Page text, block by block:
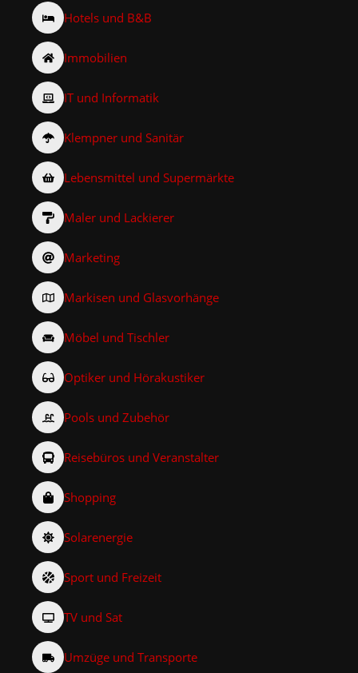
Hotels und B&B
Immobilien
IT und Informatik
Klempner und Sanitär
Lebensmittel und Supermärkte
Maler und Lackierer
Marketing
Markisen und Glasvorhänge
Möbel und Tischler
Optiker und Hörakustiker
Pools und Zubehör
Reisebüros und Veranstalter
Shopping
Solarenergie
Sport und Freizeit
TV und Sat
Umzüge und Transporte